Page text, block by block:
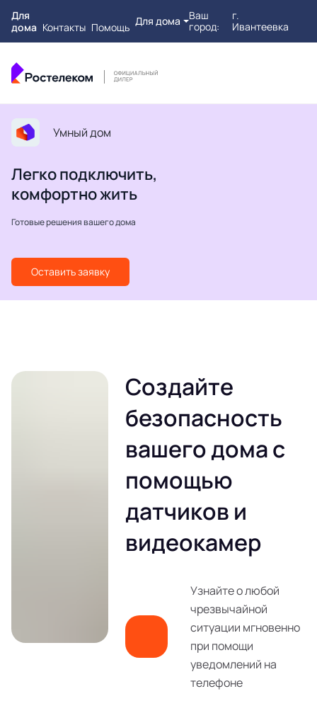
Для
дома Контакты Помощь Для дома
Ваш
город:
г.
Ивантеевка
Умный дом
Легко подключить,
комфортно жить
Готовые решения вашего дома
Оставить заявку
Создайте
безопасность
вашего дома с
помощью
датчиков и
видеокамер
Узнайте о любой
чрезвычайной
ситуации мгновенно
при помощи
уведомлений на
телефоне